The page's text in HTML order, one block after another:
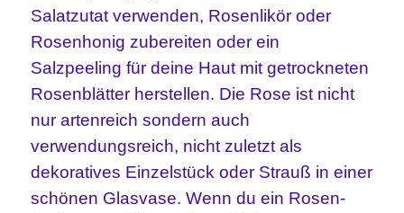
Salatzutat verwenden, Rosenlikör oder
Rosenhonig zubereiten oderein
Salzpeeling für deine Haut mit getrockneten
Rosenblätter herstellen. Die Rose ist nicht
nur artenreich sondern auch
verwendungsreich, nicht zuletzt als
dekoratives Einzelstück oder Strauß in einer
schönen Glasvase. Wenn du ein Rosen-